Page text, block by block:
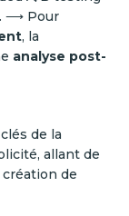
⟶ Pour
, la
analyse post-
de la
allant de
de